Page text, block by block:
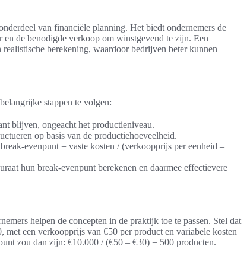
van financiële planning. Het biedt ondernemers de
de benodigde verkoop om winstgevend te zijn. Een
berekening, waardoor bedrijven beter kunnen
stappen te volgen:
blijven, ongeacht het productieniveau.
op basis van de productiehoeveelheid.
evenpunt = vaste kosten / (verkoopprijs per eenheid –
hun break-evenpunt berekenen en daarmee effectievere
helpen de concepten in de praktijk toe te passen. Stel dat
met een verkoopprijs van €50 per product en variabele kosten
zou dan zijn: €10.000 / (€50 – €30) = 500 producten.